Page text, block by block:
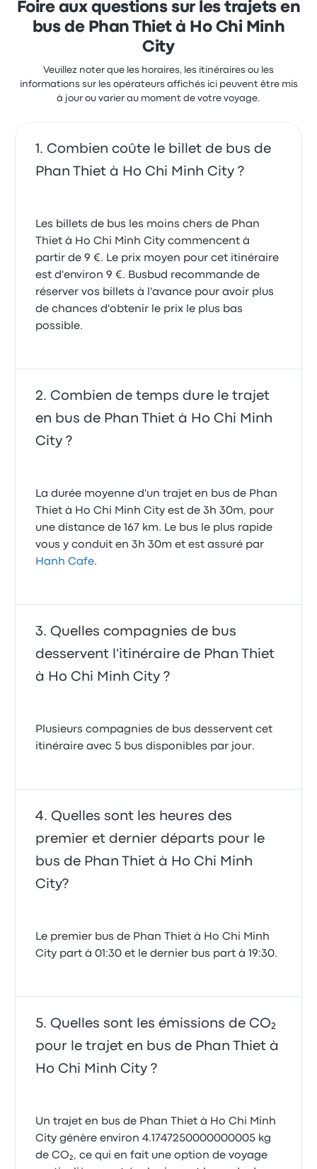
Foire aux questions sur les trajets en
bus de Phan Thiet à Ho Chi Minh
City
Veuillez noter que les horaires, les itinéraires ou les
informations sur les opérateurs affichés ici peuvent être mis
à jour ou varier au moment de votre voyage.
Combien coûte le billet de bus de
Phan Thiet à Ho Chi Minh City ?
Les billets de bus les moins chers de Phan
Thiet à Ho Chi Minh City commencent à
partir de 9 €. Le prix moyen pour cet itinéraire
est d'environ 9 €. Busbud recommande de
réserver vos billets à l'avance pour avoir plus
de chances d'obtenir le prix le plus bas
possible.
Combien de temps dure le trajet
en bus de Phan Thiet à Ho Chi Minh
City ?
La durée moyenne d'un trajet en bus de Phan
Thiet à Ho Chi Minh City est de 3h 30m, pour
une distance de 167 km. Le bus le plus rapide
vous y conduit en 3h 30m et est assuré par
Hanh Cafe.
Quelles compagnies de bus
desservent l'itinéraire de Phan Thiet
à Ho Chi Minh City ?
Plusieurs compagnies de bus desservent cet
itinéraire avec 5 bus disponibles par jour.
Quelles sont les heures des
premier et dernier départs pour le
bus de Phan Thiet à Ho Chi Minh
City?
Le premier bus de Phan Thiet à Ho Chi Minh
City part à 01:30 et le dernier bus part à 19:30.
Quelles sont les émissions de CO₂
pour le trajet en bus de Phan Thiet à
Ho Chi Minh City ?
Un trajet en bus de Phan Thiet à Ho Chi Minh
City génère environ 4.1747250000000005 kg
de CO₂, ce qui en fait une option de voyage